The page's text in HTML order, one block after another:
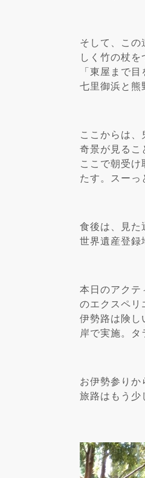
そして、この
しく竹の杖を
「東屋まで
七里御浜と熊
ここからは
奇景が見るこ
ここで朝受
たす。スーっ
食後は、見た
世界遺産登録
本日のアクテ
のエクスペリ
伊勢路は険し
岸で実施。タ
お伊勢参りか
旅路はもう少